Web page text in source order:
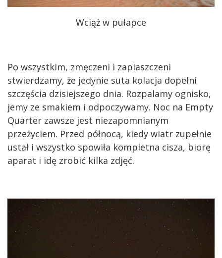
Wciąż w pułapce
Po wszystkim, zmęczeni i zapiaszczeni
stwierdzamy, że jedynie suta kolacja dopełni
szczęścia dzisiejszego dnia. Rozpalamy ognisko,
jemy ze smakiem i odpoczywamy. Noc na Empty
Quarter zawsze jest niezapomnianym
przeżyciem. Przed północą, kiedy wiatr zupełnie
ustał i wszystko spowiła kompletna cisza, biorę
aparat i idę zrobić kilka zdjęć.